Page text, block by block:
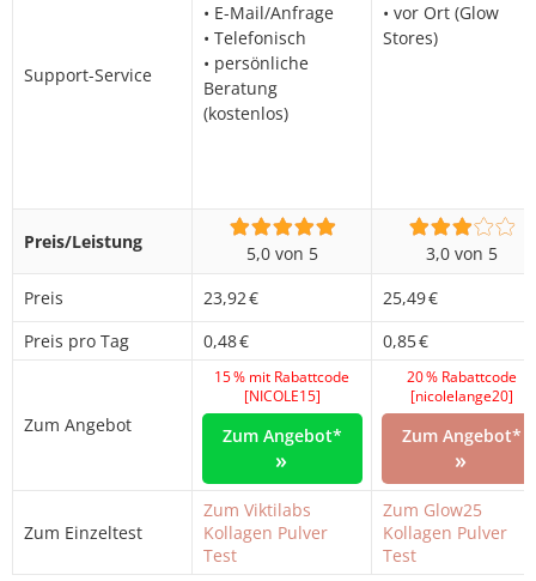
Support-Service
• E-Mail/Anfrage
• Telefonisch
• persönliche
Beratung
(kostenlos)
• vor Ort (Glow
Stores)
Preis/Leistung
5,0 von 5
3,0 von 5
Preis
23,92 €
25,49 €
Preis pro Tag
0,48 € 0,85 €
Zum Angebot
15 % mit Rabattcode
[NICOLE15]
Zum Angebot*
»
20 % Rabattcode
[nicolelange20]
Zum Angebot*
»
Zum Einzeltest
Zum Viktilabs
Kollagen Pulver
Test
Zum Glow25
Kollagen Pulver
Test